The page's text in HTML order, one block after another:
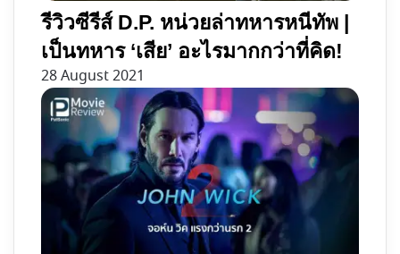
รีวิวซีรีส์ D.P. หน่วยล่าทหารหนีทัพ |
เป็นทหาร ‘เสีย’ อะไรมากกว่าที่คิด!
28 August 2021